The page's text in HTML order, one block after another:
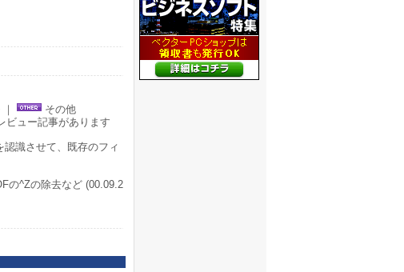
その他
ビュー記事があります
識させて、既存のフィ
の^Zの除去など (00.09.2